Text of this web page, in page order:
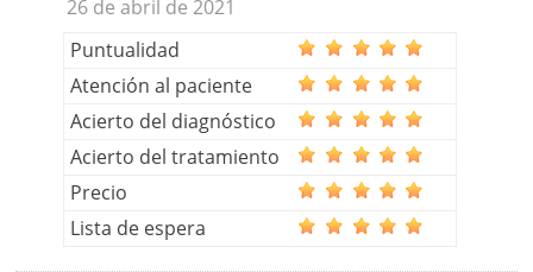
26 de abril de 2021
Puntualidad
Atención al paciente
Acierto del diagnóstico
Acierto del tratamiento
Precio
Lista de espera